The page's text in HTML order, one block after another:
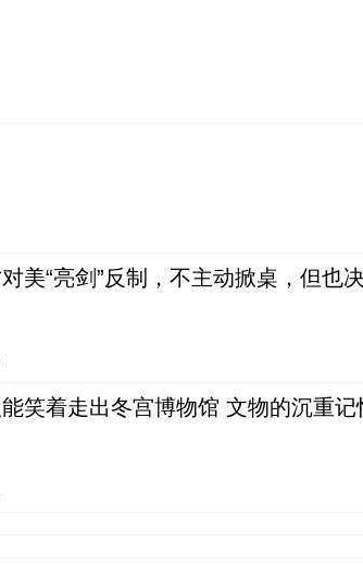
美“亮剑”反制，不主动掀桌，但也
笑着走出冬宫博物馆 文物的沉重记